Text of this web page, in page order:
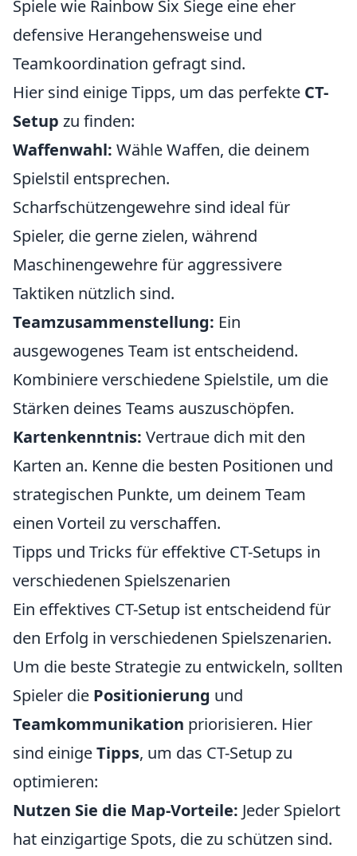
Spiele wie Rainbow Six Siege eine eher
defensive Herangehensweise und
Teamkoordination gefragt sind.
Hier sind einige Tipps, um das perfekte CT-
Setup zu finden:
Waffenwahl: Wähle Waffen, die deinem
Spielstil entsprechen.
Scharfschützengewehre sind ideal für
Spieler, die gerne zielen, während
Maschinengewehre für aggressivere
Taktiken nützlich sind.
Teamzusammenstellung: Ein
ausgewogenes Team ist entscheidend.
Kombiniere verschiedene Spielstile, um die
Stärken deines Teams auszuschöpfen.
Kartenkenntnis: Vertraue dich mit den
Karten an. Kenne die besten Positionen und
strategischen Punkte, um deinem Team
einen Vorteil zu verschaffen.
Tipps und Tricks für effektive CT-Setups in
verschiedenen Spielszenarien
Ein effektives CT-Setup ist entscheidend für
den Erfolg in verschiedenen Spielszenarien.
Um die beste Strategie zu entwickeln, sollten
Spieler die Positionierung und
Teamkommunikation priorisieren. Hier
sind einigeTipps, um das CT-Setup zu
optimieren:
Nutzen Sie die Map-Vorteile: Jeder Spielort
hat einzigartige Spots, die zu schützen sind.